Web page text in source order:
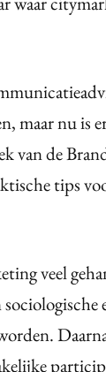
maar nu is
van de
tips
veel